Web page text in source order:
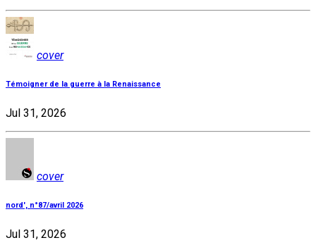
cover
Témoigner de la guerre à la Renaissance
Jul 31, 2026
cover
nord', n°87/avril 2026
Jul 31, 2026